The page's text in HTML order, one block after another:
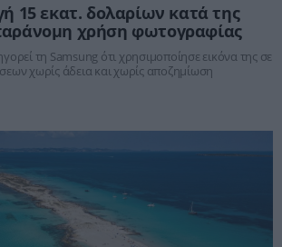
15 εκατ. δολαρίων κατά της
χρήση φωτογραφίας
τη Samsung ότι χρησιμοποίησε εικόνα της σε
χωρίς άδεια και χωρίς αποζημίωση